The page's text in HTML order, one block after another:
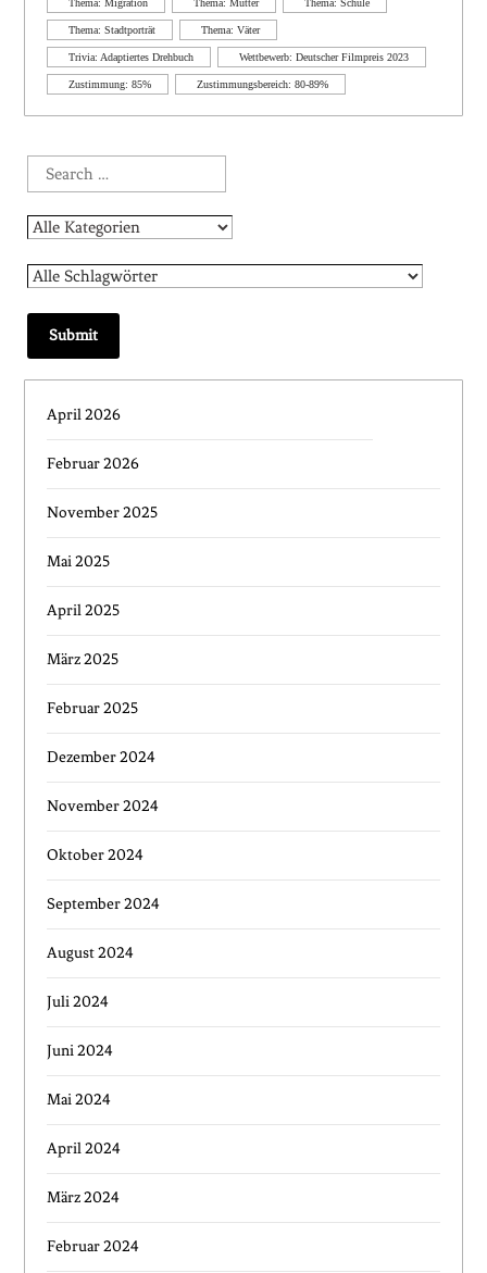
Thema: Stadtporträt Thema: Väter
Trivia: Adaptiertes Drehbuch Wettbewerb: Deutscher Filmpreis 2023
Zustimmung: 85% Zustimmungsbereich: 80-89%
April 2026
Februar 2026
November 2025
Mai 2025
April 2025
März 2025
Februar 2025
Dezember 2024
November 2024
Oktober 2024
September 2024
August 2024
Juli 2024
Juni 2024
Mai 2024
April 2024
März 2024
Februar 2024